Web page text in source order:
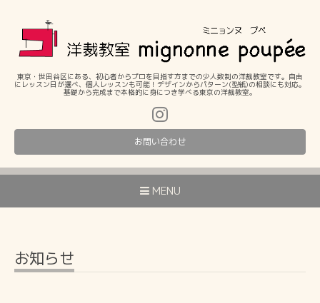
東京・世田谷区にある、初心者からプロを目指す方までの少人数制の洋裁教室です。自由
にレッスン日が選べ、個人レッスンも可能！デザインからパターン(型紙)の相談にも対応。
基礎から完成まで本格的に身につき学べる東京の洋裁教室。
お問い合わせ
MENU
お知らせ